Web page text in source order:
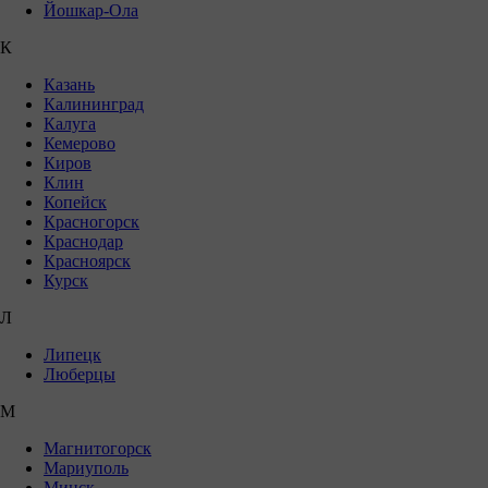
Йошкар-Ола
К
Казань
Калининград
Калуга
Кемерово
Киров
Клин
Копейск
Красногорск
Краснодар
Красноярск
Курск
Л
Липецк
Люберцы
М
Магнитогорск
Мариуполь